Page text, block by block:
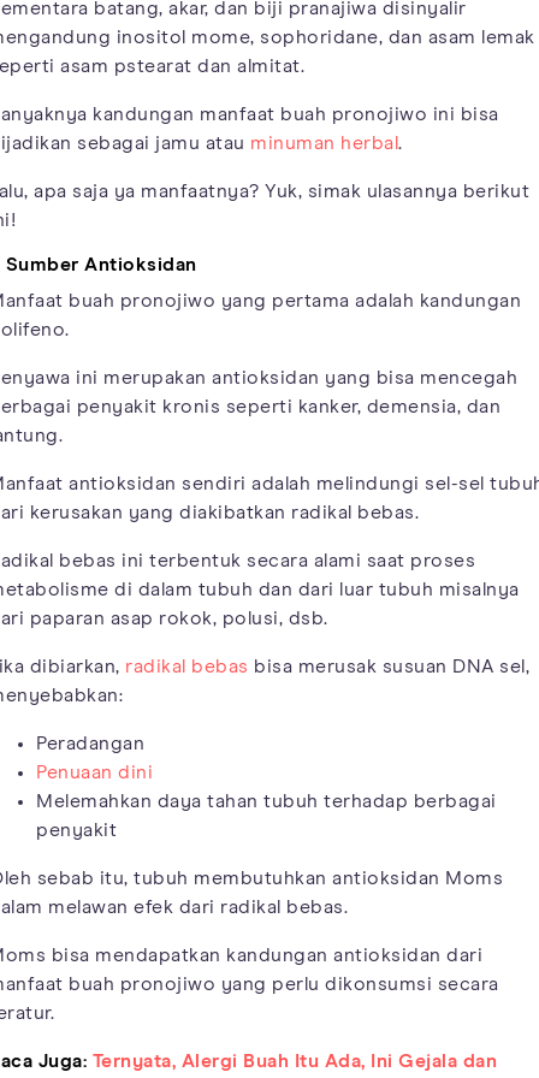
batang, akar, dan biji pranajiwa disinyalir
inositol mome, sophoridane, dan asam lemak
asam pstearat dan almitat.
kandungan manfaat buah pronojiwo ini bisa
sebagai jamu atau minuman herbal .
apa saja ya manfaatnya? Yuk, simak ulasannya berikut
Sumber Antioksidan
buah pronojiwo yang pertama adalah kandungan
ini merupakan antioksidan yang bisa mencegah
penyakit kronis seperti kanker, demensia, dan
antioksidan sendiri adalah melindungi sel-sel
kerusakan yang diakibatkan radikal bebas.
bebas ini terbentuk secara alami saat proses
di dalam tubuh dan dari luar tubuh misalnya
paparan asap rokok, polusi, dsb.
dibiarkan, radikal bebas bisa merusak susuan DNA sel,
Peradangan
Penuaan dini
Melemahkan daya tahan tubuh terhadap berbagai
penyakit
sebab itu, tubuh membutuhkan antioksidan Moms
melawan efek dari radikal bebas.
bisa mendapatkan kandungan antioksidan dari
buah pronojiwo yang perlu dikonsumsi secara
Juga: Ternyata, Alergi Buah Itu Ada, Ini Gejala dan